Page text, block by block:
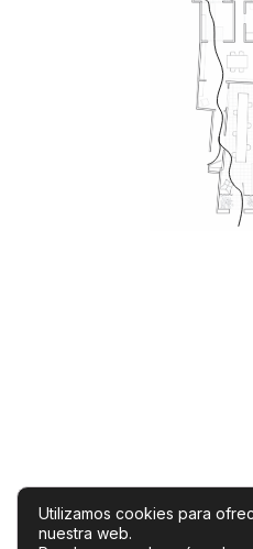
Utilizamos cookies para
nuestra web.